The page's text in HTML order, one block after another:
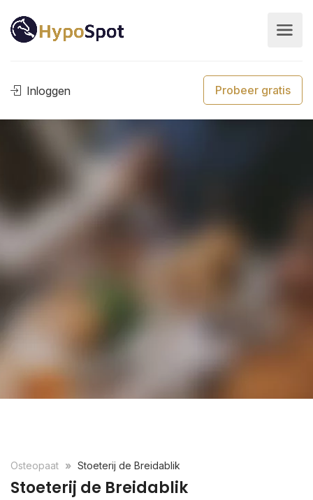
Inloggen Probeer gratis
Osteopaat Stoeterij de Breidablik
Stoeterij de Breidablik